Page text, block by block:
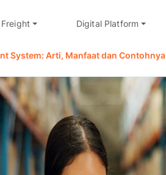
Freight Digital Platform
System: Arti, Manfaat dan Contohnya